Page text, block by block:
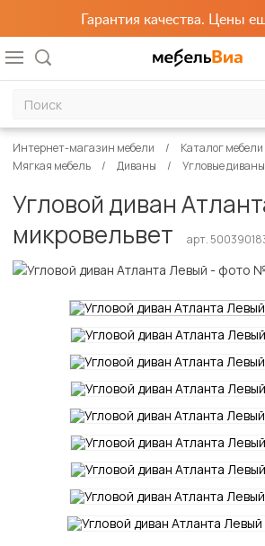
Гарантия качества. Цены
Интернет-магазин мебели
Каталог мебели
Мягкая мебель
Диваны Угловые диваны
Угловой диван
микровельвет
арт.